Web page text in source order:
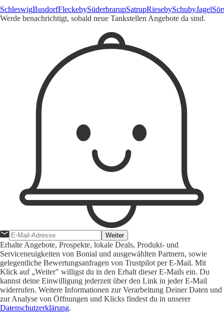
SchleswigBusdorfFleckebySüderbrarupSatrupRiesebySchubyJagel
Werde benachrichtigt, sobald neue Tankstellen Angebote da sind.
Weiter
Erhalte Angebote, Prospekte, lokale Deals, Produkt- und
Serviceneuigkeiten von Bonial und ausgewählten Partnern, sowie
gelegentliche Bewertungsanfragen von Trustpilot per E-Mail. Mit
Klick auf „Weiter" willigst du in den Erhalt dieser E-Mails ein. Du
kannst deine Einwilligung jederzeit über den Link in jeder E-Mail
widerrufen. Weitere Informationen zur Verarbeitung Deiner Daten und
zur Analyse von Öffnungen und Klicks findest du in unserer
Datenschutzerklärung.